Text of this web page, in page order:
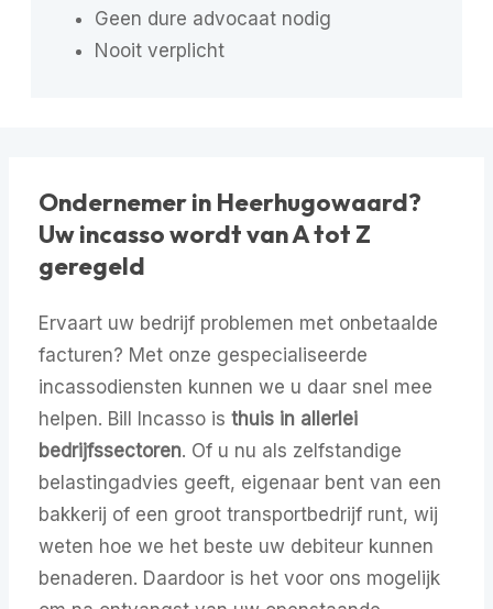
Geen dure advocaat nodig
Nooit verplicht
Ondernemer in Heerhugowaard?
Uw incasso wordt van A tot Z
geregeld
Ervaart uw bedrijf problemen met onbetaalde
facturen? Met onze gespecialiseerde
incassodiensten kunnen we u daar snel mee
helpen. Bill Incasso is thuis in allerlei
bedrijfssectoren. Of u nu als zelfstandige
belastingadvies geeft, eigenaar bent van een
bakkerij of een groot transportbedrijf runt, wij
weten hoe we het beste uw debiteur kunnen
benaderen. Daardoor is het voor ons mogelijk